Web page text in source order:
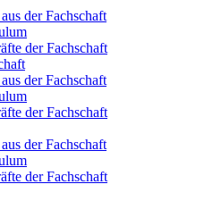
der Fachschaft
der Fachschaft
der Fachschaft
der Fachschaft
der Fachschaft
der Fachschaft